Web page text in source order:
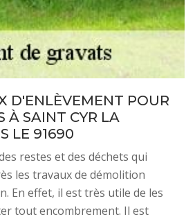
D'ENLÈVEMENT POUR
À SAINT CYR LA
LE 91690
restes et des déchets qui
les travaux de démolition
En effet, il est très utile de les
tout encombrement. Il est